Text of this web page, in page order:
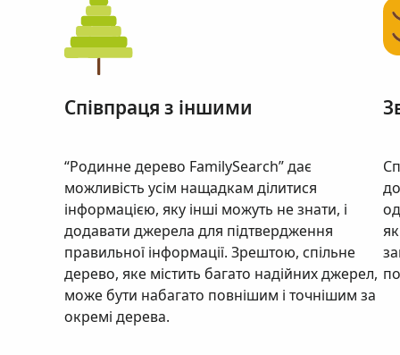
Співпраця з іншими
“Родинне дерево FamilySearch” дає
можливість усім нащадкам ділитися
інформацією, яку інші можуть не знати, і
додавати джерела для підтвердження
правильної інформації. Зрештою, спільне
дерево, яке містить багато надійних джерел,
може бути набагато повнішим і точнішим за
окремі дерева.